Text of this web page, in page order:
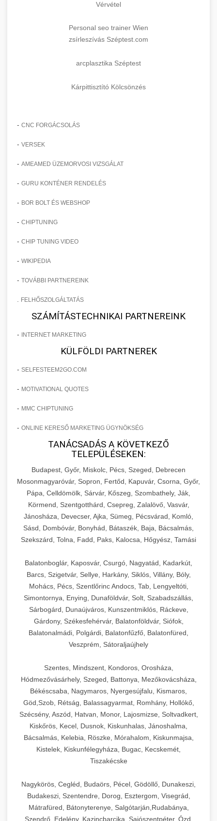
Vérvétel
Personal seo trainer Wien
zsírleszívás Széptest.com
arcplasztika Széptest
Kárpittisztító Kölcsönzés
- CNC FORGÁCSOLÁS
- VERSEK
- AMEAMED ÜZEMORVOSI VIZSGÁLAT
- GURU KONTÉNER RENDELÉS
- BOR BOLT ÉS WEBSHOP
- CHIPTUNING
- CHIP TUNING VIDEO
- WIKIPEDIA
- TOVÁBBI PARTNEREINK
FELHŐSZOLGÁLTATÁS
SZÁMÍTÁSTECHNIKAI PARTNEREINK
- INTERNET MARKETING
KÜLFÖLDI PARTNEREK
- SELFESTEEM2GO.COM
- MOTIVATIONAL QUOTES
- MMC CHIPTUNING
- ONLINE KERESŐ MARKETING ÜGYNÖKSÉG
TANÁCSADÁS A KÖVETKEZŐ
TELEPÜLÉSEKEN:
Budapest, Győr, Miskolc, Pécs, Szeged, Debrecen
Mosonmagyaróvár, Sopron, Fertőd, Kapuvár, Csorna, Győr,
Pápa, Celldömölk, Sárvár, Kőszeg, Szombathely, Ják,
Körmend, Szentgotthárd, Csepreg, Zalalövő, Vasvár,
Jánosháza, Devecser, Ajka, Sümeg, Pécsvárad, Komló,
Sásd, Dombóvár, Bonyhád, Bátaszék, Baja, Bácsalmás,
Szekszárd, Tolna, Fadd, Paks, Kalocsa, Hőgyész, Tamási
Balatonboglár, Kaposvár, Csurgó, Nagyatád, Kadarkút,
Barcs, Szigetvár, Sellye, Harkány, Siklós, Villány, Bóly,
Mohács, Pécs, Szentlőrinc Andocs, Tab, Lengyeltóti,
Simontornya, Enying, Dunaföldvár, Solt, Szabadszállás,
Sárbogárd, Dunaújváros, Kunszentmiklós, Ráckeve,
Gárdony, Székesfehérvár, Balatonföldvár, Siófok,
Balatonalmádi, Polgárdi, Balatonfűzfő, Balatonfüred,
Veszprém, Sátoraljaújhely
Szentes, Mindszent, Kondoros, Orosháza,
Hódmezővásárhely, Szeged, Battonya, Mezőkovácsháza,
Békéscsaba, Nagymaros, Nyergesújfalu, Kismaros,
Göd,Szob, Rétság, Balassagyarmat, Romhány, Hollókő,
Szécsény, Aszód, Hatvan, Monor, Lajosmizse, Soltvadkert,
Kiskőrös, Kecel, Dusnok, Kiskunhalas, Jánoshalma,
Bácsalmás, Kelebia, Röszke, Mórahalom, Kiskunmajsa,
Kistelek, Kiskunfélegyháza, Bugac, Kecskemét,
Tiszakécske
Nagykörös, Cegléd, Budaörs, Pécel, Gödöllő, Dunakeszi,
Budakeszi, Szentendre, Dorog, Esztergom, Visegrád,
Mátrafüred, Bátonyterenye, Salgótarján,Rudabánya,
Szendrő, Edelény, Kazincbarcika, Sajószentpéter, Ózd,